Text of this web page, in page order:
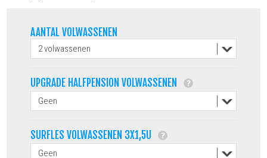
AANTAL VOLWASSENEN
UPGRADE HALFPENSION VOLWASSENEN
SURFLES VOLWASSENEN 3X1,5U